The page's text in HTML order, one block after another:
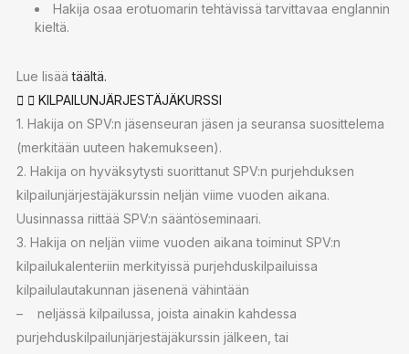
Hakija osaa erotuomarin tehtävissä tarvittavaa englannin
kieltä.
Lue lisäätäältä.
KILPAILUNJÄRJESTÄJÄKURSSI
1. Hakija on SPV:n jäsenseuran jäsen ja seuransa suosittelema
(merkitään uuteen hakemukseen).
2. Hakija on hyväksytysti suorittanut SPV:n purjehduksen
kilpailunjärjestäjäkurssin neljän viime vuoden aikana.
Uusinnassa riittää SPV:n sääntöseminaari.
3. Hakija on neljän viime vuoden aikana toiminut SPV:n
kilpailukalenteriin merkityissä purjehduskilpailuissa
kilpailulautakunnan jäsenenä vähintään
– neljässä kilpailussa, joista ainakin kahdessa
purjehduskilpailunjärjestäjäkurssin jälkeen, tai